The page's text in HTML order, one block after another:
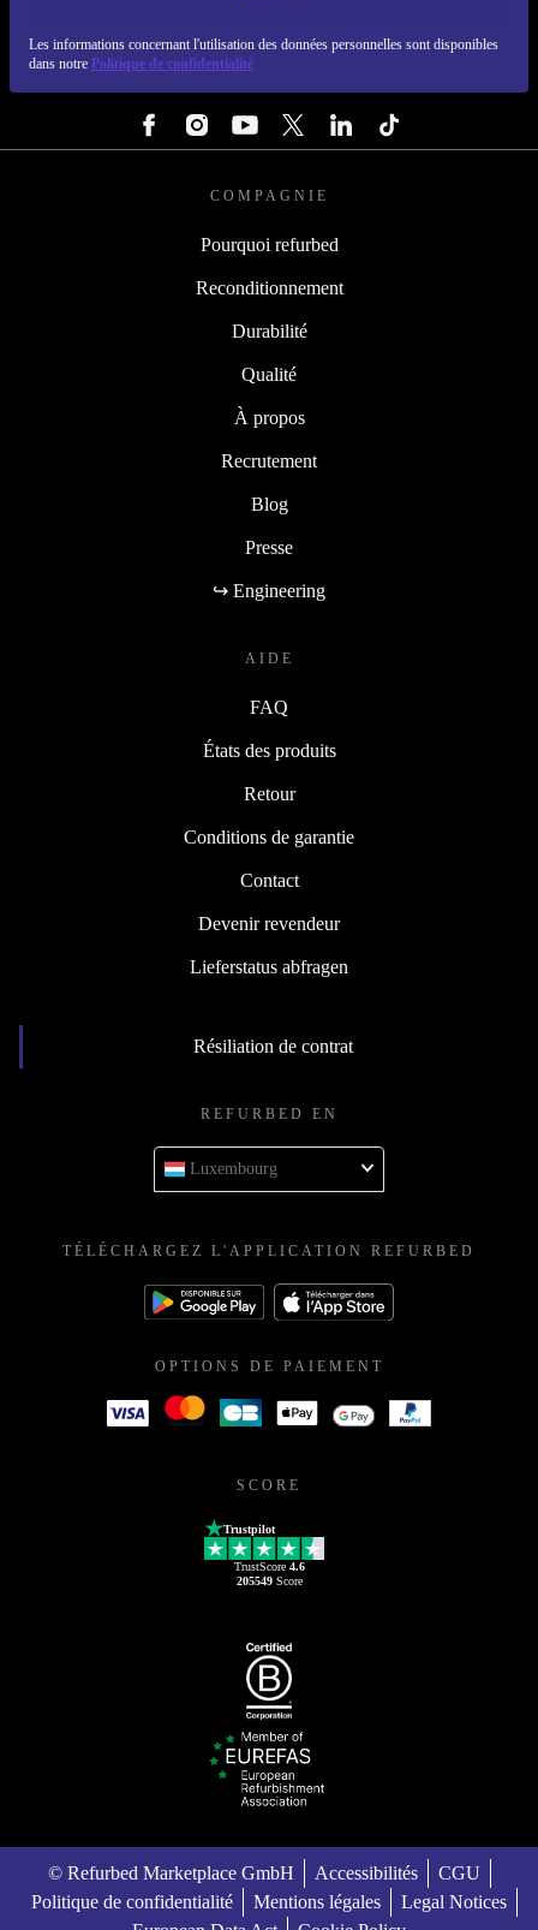
Les informations concernant l'utilisation des données personnelles sont disponibles
dans notre Politique de confidentialité
COMPAGNIE
Pourquoi refurbed
Reconditionnement
Durabilité
Qualité
À propos
Recrutement
Blog
Presse
↪ Engineering
AIDE
FAQ
États des produits
Retour
Conditions de garantie
Contact
Devenir revendeur
Lieferstatus abfragen
Résiliation de contrat
REFURBED EN
Luxembourg
TÉLÉCHARGEZ L'APPLICATION REFURBED
OPTIONS DE PAIEMENT
SCORE
Trustpilot
TrustScore 4.6
205549Score
© Refurbed Marketplace GmbH Accessibilités
CGU
Politique de confidentialité
Mentions légales
Legal Notices